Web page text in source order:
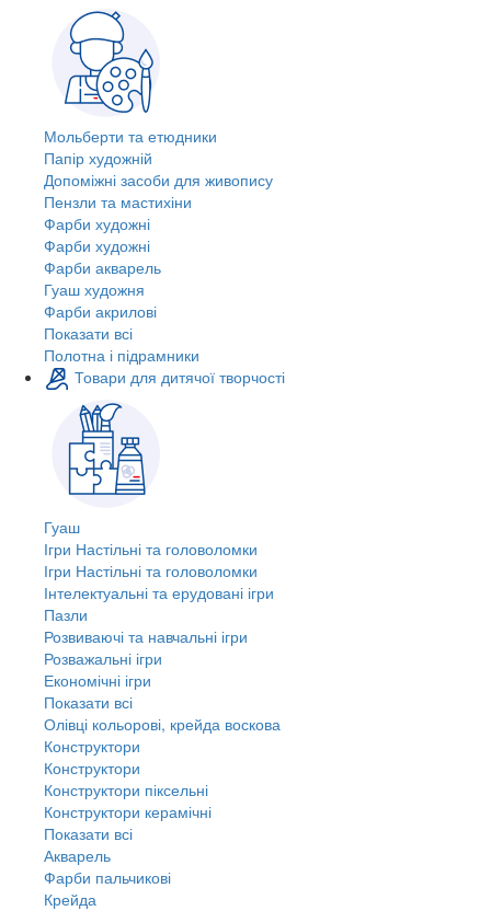
Мольберти та етюдники
Папір художній
Допоміжні засоби для живопису
Пензли та мастихіни
Фарби художні
Фарби художні
Фарби акварель
Гуаш художня
Фарби акрилові
Показати всі
Полотна і підрамники
Товари для дитячої творчості
Гуаш
Ігри Настільні та головоломки
Ігри Настільні та головоломки
Інтелектуальні та ерудовані ігри
Пазли
Розвиваючі та навчальні ігри
Розважальні ігри
Економічні ігри
Показати всі
Олівці кольорові, крейда воскова
Конструктори
Конструктори
Конструктори піксельні
Конструктори керамічні
Показати всі
Акварель
Фарби пальчикові
Крейда